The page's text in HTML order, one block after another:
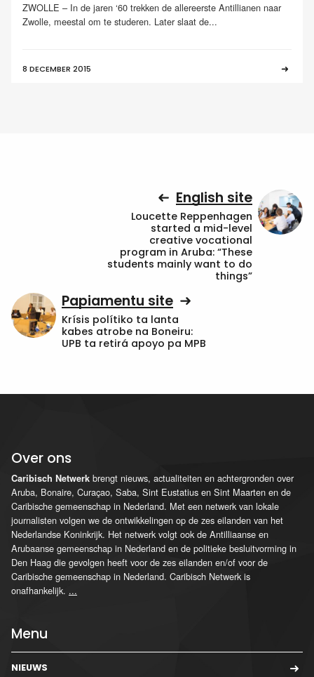
ZWOLLE – In de jaren ‘60 trekken de allereerste Antillianen naar
Zwolle, meestal om te studeren. Later slaat de...
8 DECEMBER 2015
English site
Loucette Reppenhagen
started a mid-level
creative vocational
program in Aruba: “These
students mainly want to do
things”
Papiamentu site
Krísis polítiko ta lanta
kabes atrobe na Boneiru:
UPB ta retirá apoyo pa MPB
Over ons
Caribisch Netwerk brengt nieuws, actualiteiten en achtergronden over
Aruba, Bonaire, Curaçao, Saba, Sint Eustatius en Sint Maarten en de
Caribische gemeenschap in Nederland. Met een netwerk van lokale
journalisten volgen we de ontwikkelingen op de zes eilanden van het
Nederlandse Koninkrijk. Het netwerk volgt ook de Antilliaanse en
Arubaanse gemeenschap in Nederland en de politieke besluitvorming in
Den Haag die gevolgen heeft voor de zes eilanden en/of voor de
Caribische gemeenschap in Nederland. Caribisch Netwerk is
onafhankelijk. ...
Menu
NIEUWS